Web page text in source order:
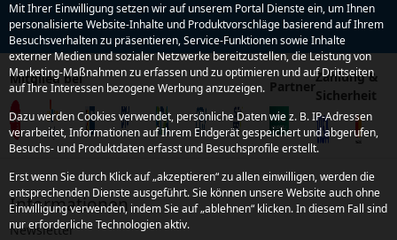
Mitglied bei Partner
Zahlung &
Sicherheit
Informationen
Newsletter
Mit Ihrer Einwilligung setzen wir auf unserem Portal Dienste ein, um Ihnen
personalisierte Website-Inhalte und Produktvorschläge basierend auf Ihrem
Besuchsverhalten zu präsentieren, Service-Funktionen sowie Inhalte
externer Medien und sozialer Netzwerke bereitzustellen, die Leistung von
Marketing-Maßnahmen zu erfassen und zu optimieren und auf Drittseiten
auf Ihre Interessen bezogene Werbung anzuzeigen.
Dazu werden Cookies verwendet, persönliche Daten wie z. B. IP-Adressen
verarbeitet, Informationen auf Ihrem Endgerät gespeichert und abgerufen,
Besuchs- und Produktdaten erfasst und Besuchsprofile erstellt.
Erst wenn Sie durch Klick auf „akzeptieren“ zu allen einwilligen, werden die
entsprechenden Dienste ausgeführt. Sie können unsere Website auch ohne
Einwilligung verwenden, indem Sie auf „ablehnen“ klicken. In diesem Fall sind
nur erforderliche Technologien aktiv.